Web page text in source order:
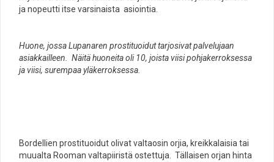
ja nopeutti itse varsinaista asiointia.
Huone, jossa Lupanaren prostituoidut tarjosivat palvelujaan
asiakkailleen. Näitä huoneita oli 10, joista viisi pohjakerroksessa
ja viisi, surempaa yläkerroksessa.
Bordellien prostituoidut olivat valtaosin orjia, kreikkalaisia tai
muualta Rooman valtapiiristä ostettuja. Tällaisen orjan hinta